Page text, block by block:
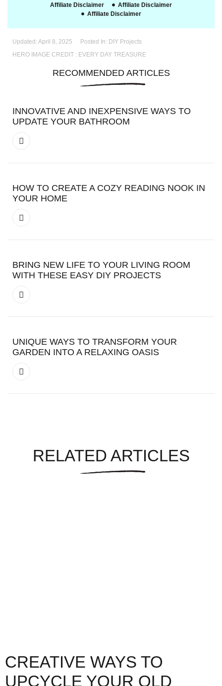
Affiliate Disclaimer
Affiliate Disclaimer
Affiliate Disclaimer
Updated: April 8, 2025 Posted In: DIY Projects
HERO IMAGE CREDIT : EVERY DAY TREASURE
RECOMMENDED ARTICLES
INNOVATIVE AND INEXPENSIVE WAYS TO
UPDATE YOUR BATHROOM
HOW TO CREATE A COZY READING NOOK IN
YOUR HOME
BRING NEW LIFE TO YOUR LIVING ROOM
WITH THESE EASY DIY PROJECTS
UNIQUE WAYS TO TRANSFORM YOUR
GARDEN INTO A RELAXING OASIS
RELATED ARTICLES
CREATIVE WAYS TO
UPCYCLE YOUR OLD